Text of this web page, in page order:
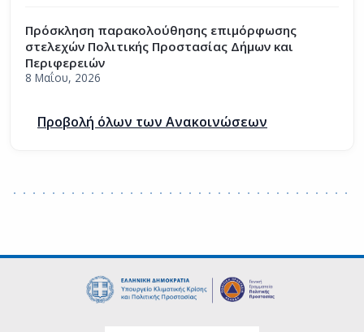
Πρόσκληση παρακολούθησης επιμόρφωσης
στελεχών Πολιτικής Προστασίας Δήμων και
Περιφερειών
8 Μαΐου, 2026
Προβολή όλων των Ανακοινώσεων